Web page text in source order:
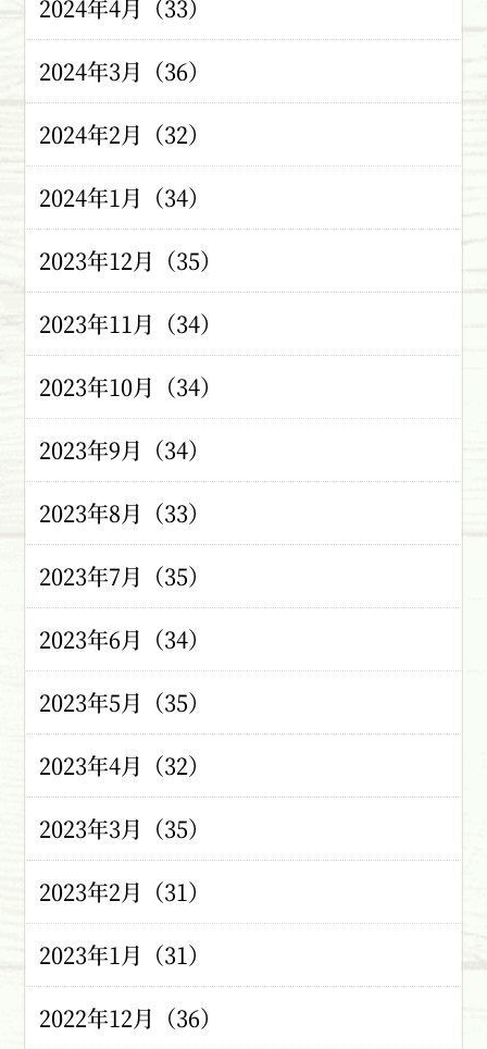
2024年4月（33）
2024年3月（36）
2024年2月（32）
2024年1月（34）
2023年12月（35）
2023年11月（34）
2023年10月（34）
2023年9月（34）
2023年8月（33）
2023年7月（35）
2023年6月（34）
2023年5月（35）
2023年4月（32）
2023年3月（35）
2023年2月（31）
2023年1月（31）
2022年12月（36）